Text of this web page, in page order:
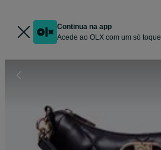
Continua na app
Acede ao OLX com um só toque